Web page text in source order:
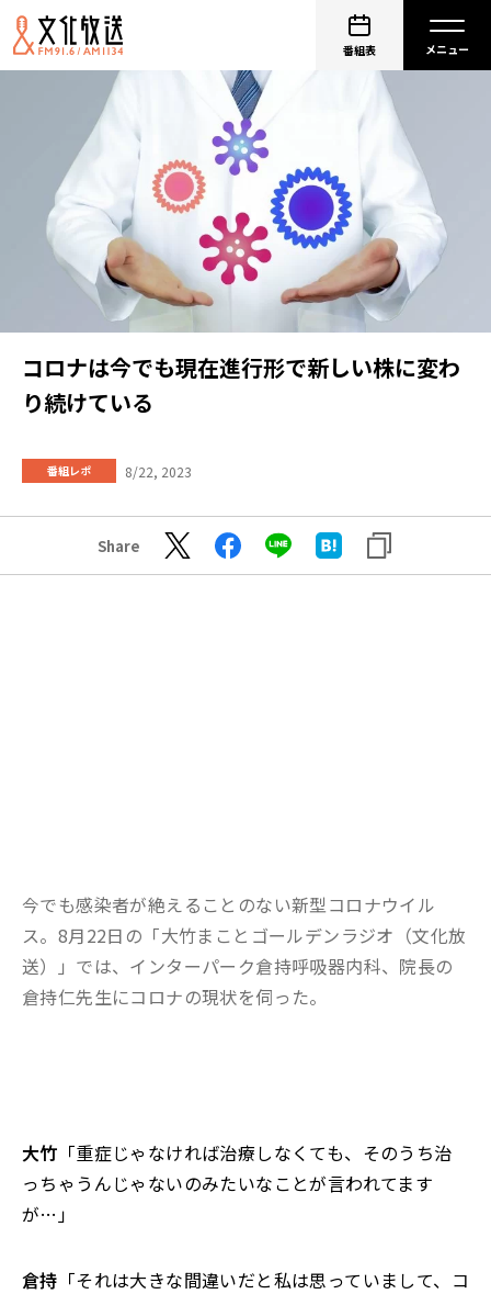
番組表
コロナは今でも現在進行形で新しい株に変わ
り続けている
番組レポ 8/22, 2023
Share
今でも感染者が絶えることのない新型コロナウイル
ス。8月22日の「大竹まことゴールデンラジオ（文化放
送）」では、インターパーク倉持呼吸器内科、院長の
倉持仁先生にコロナの現状を伺った。
大竹 「重症じゃなければ治療しなくても、そのうち治
っちゃうんじゃないのみたいなことが言われてます
が…」
倉持 「それは大きな間違いだと私は思っていまして、コ